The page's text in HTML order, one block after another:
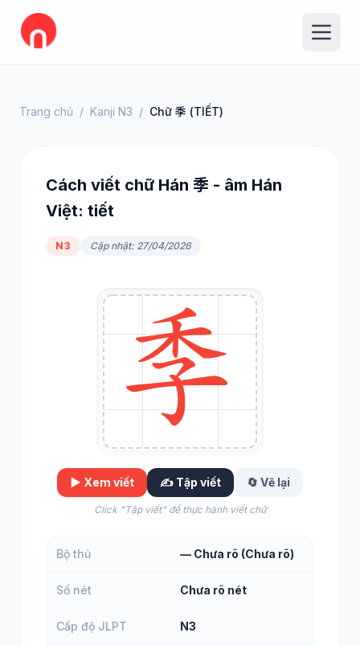
Trang chủ / Kanji N3 / Chữ 季 (TIẾT)
Cách viết chữ Hán 季 - âm Hán
Việt: tiết
N3 Cập nhật: 27/04/2026
▶️ Xem viết ✍️ Tập viết 🔄 Vẽ lại
Click "Tập viết" để thực hành viết chữ
Bộ thủ — Chưa rõ (Chưa rõ)
Số nét Chưa rõ nét
Cấp độ JLPT N3